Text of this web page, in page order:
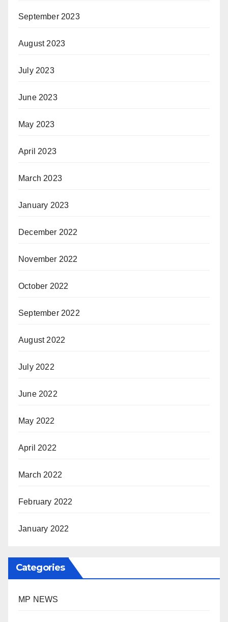
September 2023
August 2023
July 2023
June 2023
May 2023
April 2023
March 2023
January 2023
December 2022
November 2022
October 2022
September 2022
August 2022
July 2022
June 2022
May 2022
April 2022
March 2022
February 2022
January 2022
Categories
MP NEWS